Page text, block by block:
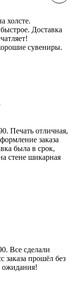
холсте.
Доставка
сувениры.
Печать отличная,
заказа
была в срок,
стене шикарная
Все сделали
заказа прошёл без
ожидания!